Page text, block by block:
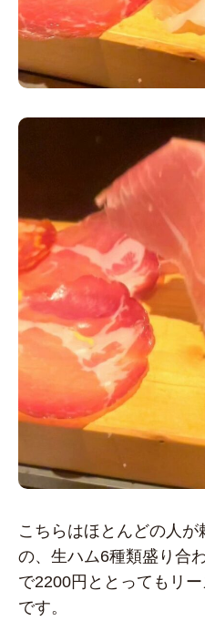
こちらはほとんどの人
の、生ハム6種類盛り合
で2200円ととってもリ
です。